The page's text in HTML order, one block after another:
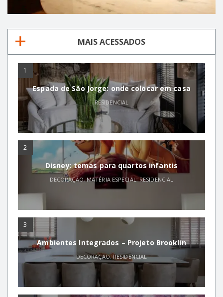
MAIS ACESSADOS
1
Espada de São Jorge: onde colocar em casa
RESIDENCIAL
2
Disney: temas para quartos infantis
DECORAÇÃO,MATÉRIA ESPECIAL,RESIDENCIAL
3
Ambientes Integrados – Projeto Brooklin
DECORAÇÃO,RESIDENCIAL